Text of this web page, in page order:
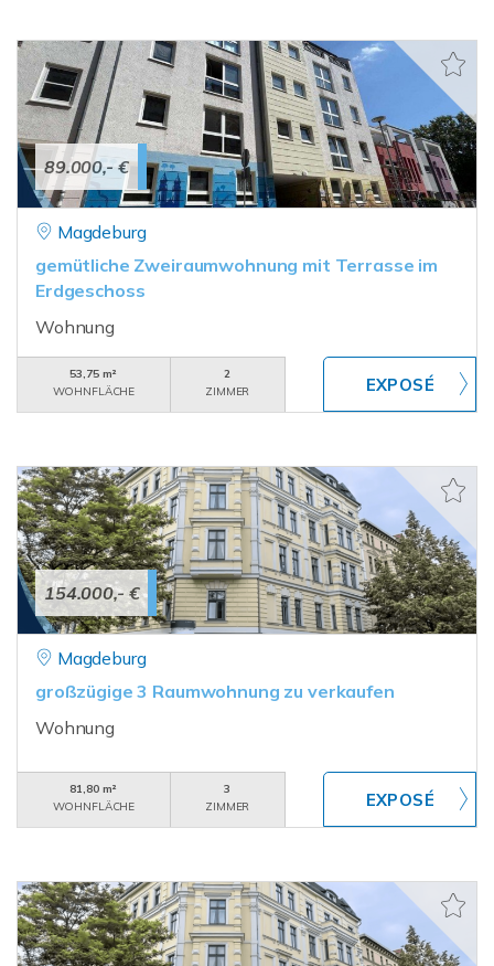
89.000,- €
Magdeburg
gemütliche Zweiraumwohnung mit Terrasse im
Erdgeschoss
Wohnung
53,75 m²
WOHNFLÄCHE
2
ZIMMER
154.000,- €
Magdeburg
großzügige 3 Raumwohnung zu verkaufen
Wohnung
81,80 m²
WOHNFLÄCHE
3
ZIMMER